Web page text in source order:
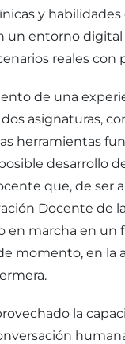
y habilidades
un entorno digital
reales con
de una
asignaturas,
herramientas
desarrollo
que, de ser
Docente de
en marcha en un
momento, en la
la